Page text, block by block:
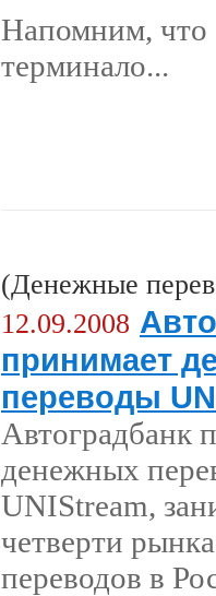
Напомним,
терминало...
(Денежные
12.09.2008
принимает
переводы
Автоградбанк
денежных
UNIStream,
четверти
переводов в